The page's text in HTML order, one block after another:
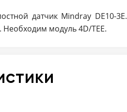
датчик Mindray DE10-3E.
Необходим модуль 4D/TEE.